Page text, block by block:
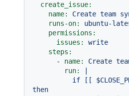
create_issue:
name:
Create team
runs-on:
ubuntu-
permissions:
issues:
write
steps:
-
name: Create
run:
then